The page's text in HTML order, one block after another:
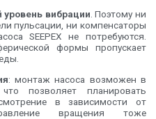
уровень вибрации . Поэтому ни
пульсации, ни компенсаторы
SEEPEX не потребуются.
формы пропускает
: монтаж насоса возможен в
позволяет планировать
в зависимости от
вращения тоже